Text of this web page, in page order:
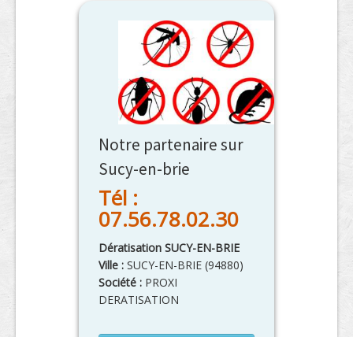
Notre partenaire sur
Sucy-en-brie
Tél :
07.56.78.02.30
Dératisation SUCY-EN-BRIE
Ville : SUCY-EN-BRIE (94880)
Société : PROXI
DERATISATION